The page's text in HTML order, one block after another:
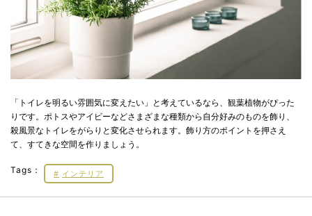
「トイレを明るい雰囲気に変えたい」と考えているなら、観葉植物がぴった
りです。ポトスやアイビーなどさまざまな種類から自分好みのものを飾り、
殺風景なトイレをがらりと変化させられます。飾り方のポイントを押さえ
て、すてきな空間を作りましょう。
Tags： インテリア